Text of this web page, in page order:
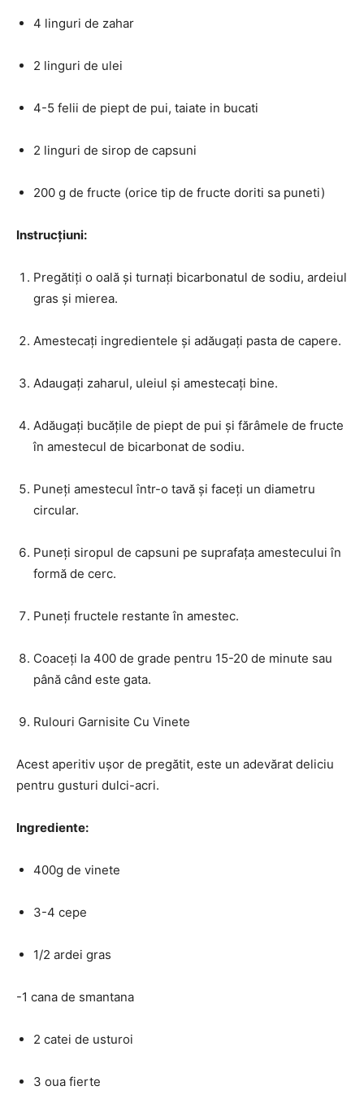
4 linguri de zahar
2 linguri de ulei
4-5 felii de piept de pui, taiate in bucati
2 linguri de sirop de capsuni
200 g de fructe (orice tip de fructe doriti sa puneti)
Instrucțiuni:
Pregătiți o oală și turnați bicarbonatul de sodiu, ardeiul
gras și mierea.
Amestecați ingredientele și adăugați pasta de capere.
Adaugați zaharul, uleiul și amestecați bine.
Adăugați bucățile de piept de pui și fărâmele de fructe
în amestecul de bicarbonat de sodiu.
Puneți amestecul într-o tavă și faceți un diametru
circular.
Puneți siropul de capsuni pe suprafața amestecului în
formă de cerc.
Puneți fructele restante în amestec.
Coaceți la 400 de grade pentru 15-20 de minute sau
până când este gata.
Rulouri Garnisite Cu Vinete
Acest aperitiv ușor de pregătit, este un adevărat deliciu
pentru gusturi dulci-acri.
Ingrediente:
400g de vinete
3-4 cepe
1/2 ardei gras
-1 cana de smantana
2 catei de usturoi
3 oua fierte